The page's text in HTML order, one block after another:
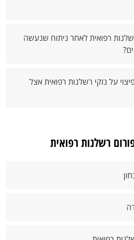
רפואית לאחר ניתוח שנעשה
על נזקי רשלנות רפואית אצל
רשלנות רפואית